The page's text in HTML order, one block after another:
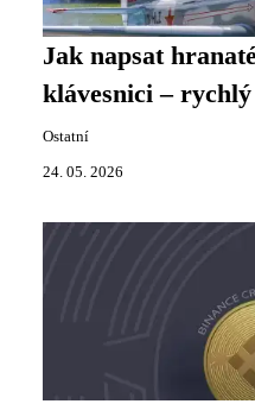
Jak napsat
klávesnici –
Ostatní
24. 05. 2026